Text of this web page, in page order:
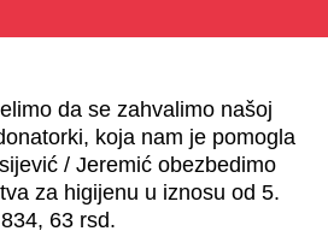
da se zahvalimo našoj
koja nam je pomogla
/ Jeremić obezbedimo
za higijenu u iznosu od 5.
834, 63 rsd.